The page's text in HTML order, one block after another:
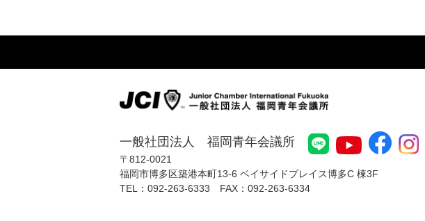
一般社団法人 福岡青年会議所
〒812-0021
福岡市博多区築港本町13-6 ベイサイドプレイス博多C 棟3F
TEL： 092-263-6333 FAX： 092-263-6334